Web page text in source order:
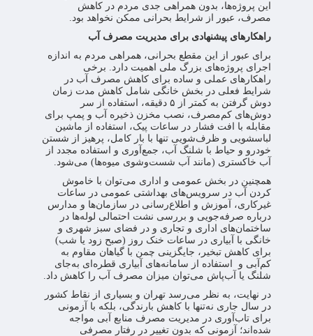
این پروژه‌ها، بدون همراهی جدی مردم در کاهش
مصرف، عبور از شرایط بحرانی ممکن نخواهد بود.
راهکارهای پیشنهادی برای مدیریت مصرف آب
برای عبور از این مقطع بحرانی، همراهی مردم به اندازه
اجرای پروژه‌های بزرگ ملی اهمیت دارد. برخی
راهکارهای عملی و ساده برای کاهش مصرف آب در
شرایط فعلی در بخش خانگی شامل کاهش مدت زمان
دوش گرفتن به کمتر از ۵ دقیقه، استفاده از سر
دوش‌های کم‌مصرف، نصب مخزن ذخیره آب و پمپ برای
مقابله با افت فشار در ساعات پیک، استفاده از ماشین
لباسشویی و ظرف‌شویی تنها با بار کامل، پرهیز از شستن
خودرو و حیاط با شلنگ آب، جمع‌آوری و استفاده مجدد از
آب خاکستری (مانند آب شست‌وشوی میوه‌ها) می‌شود.
همچنین در بخش عمومی و اداری می‌توان با خاموش
کردن آب در سرویس‌های بهداشتی عمومی در ساعات
غیرکاری، آموزش و اطلاع‌رسانی در سازمان‌ها و مدارس
درباره صرفه‌جویی و بررسی نشت احتمالی لوله‌ها در
ساختمان‌های اداری و تجاری و در فضای سبز شهری و
خانگی با آبیاری در ساعات خنک روز (صبح زود یا شب)
برای کاهش تبخیر، جایگزینی چمن با گیاهان مقاوم به
کم‌آبی و استفاده از سامانه‌های آبیاری قطره‌ای به‌جای
شلنگ یا آب‌پاش می‌توان میزان مصرف آب را کاهش داد.
در نهایت، به نظر می‌رسد تهران و بسیاری از نقاط کشور
در سال جاری نه‌تنها با کاهش بارندگی، بلکه با آزمونی
برای تاب‌آوری در مدیریت مصرف منابع آبی مواجه
شده‌اند؛ آزمونی که بدون تغییر در رفتار مصرفی